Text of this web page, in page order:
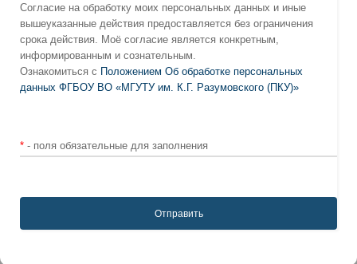
Согласие на обработку моих персональных данных и иные
вышеуказанные действия предоставляется без ограничения
срока действия. Моё согласие является конкретным,
информированным и сознательным.
Ознакомиться с Положением Об обработке персональных
данных ФГБОУ ВО «МГУТУ им. К.Г. Разумовского (ПКУ)»
* - поля обязательные для заполнения